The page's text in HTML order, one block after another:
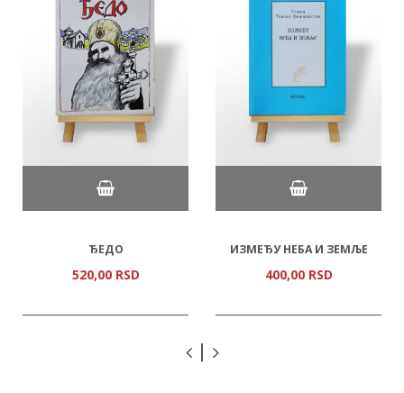
ЂЕДО
520,00 RSD
ИЗМЕЂУ НЕБА И ЗЕМЉЕ
400,00 RSD